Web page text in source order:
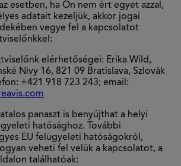
esetben, ha Ön nem ért egyet azzal,
adatait kezeljük, akkor jogai
vegye fel a kapcsolatot
elérhetőségei: Erika Wild,
Nivy 16, 821 09 Bratislava, Szlovák
+421 918 723 243; email:
panaszt is benyújthat a helyi
hatósághoz. További
EU felügyeleti hatóságokról,
veheti fel velük a kapcsolatot, a
találhatóak: